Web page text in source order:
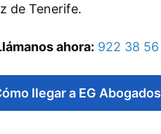
de Tenerife.
ahora: 922 38 56
llegar a EG